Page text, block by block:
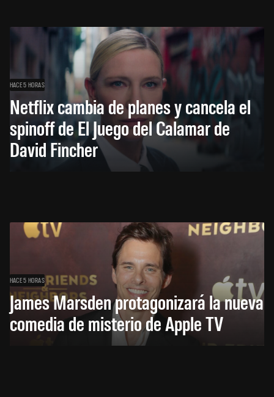
HACE 5 HORAS
Netflix cambia de planes y cancela el
spinoff de El Juego del Calamar de
David Fincher
HACE 5 HORAS
James Marsden protagonizará la nueva
comedia de misterio de Apple TV